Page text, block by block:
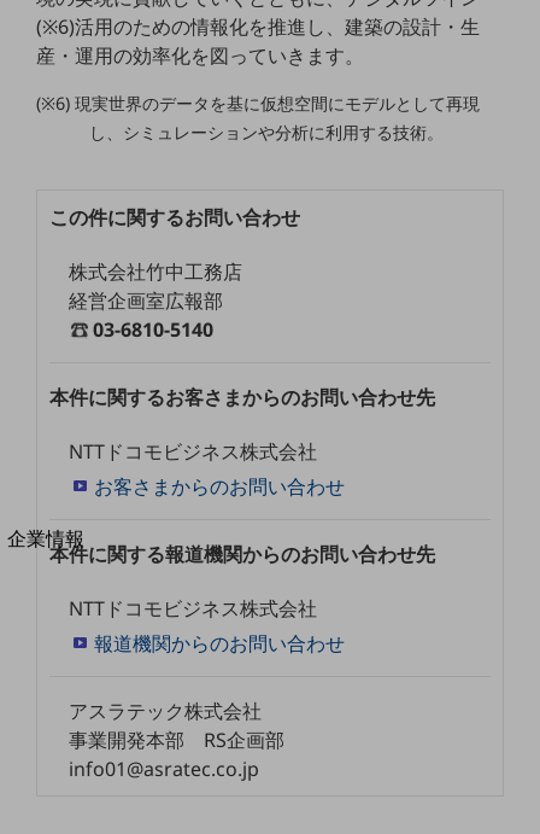
建設業
その他の業界はこちら
ゲーム感覚で見つける
オンラインショップ
モバイル・ICTサービスをオンラインで
相談・申し込みができるバーチャルショップ
法人向けモバイルトップ
はじめての方へ
100回線以上のお問い合わせ・お見積りはこちら
別ウィンドウで開きます
企業情報
企業情報TOP
会社案内TOP
社長からのご挨拶
(※6)活用のための情報化を推進し、建築の設計・生
産・運用の効率化を図っていきます。
(※6) 現実世界のデータを基に仮想空間にモデルとして再現
し、シミュレーションや分析に利用する技術。
この件に関するお問い合わせ
株式会社竹中工務店
経営企画室広報部
03-6810-5140
本件に関するお客さまからのお問い合わせ先
NTTドコモビジネス株式会社
お客さまからのお問い合わせ
本件に関する報道機関からのお問い合わせ先
NTTドコモビジネス株式会社
報道機関からのお問い合わせ
アスラテック株式会社
事業開発本部 RS企画部
info01@asratec.co.jp